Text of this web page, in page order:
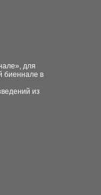
для
биеннале в
из